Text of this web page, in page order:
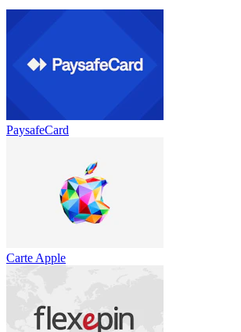
PaysafeCard
Carte Apple